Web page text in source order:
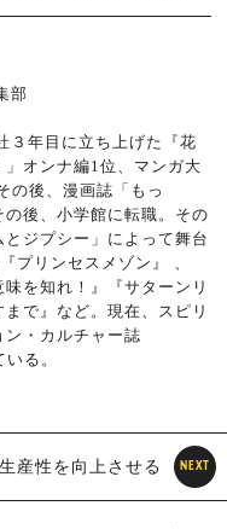
部
３年目に立ち上げた『花
オンナ編1位、マンガ大
の後、漫画誌「もっ
後、小学館に転職。その
ジプシー」によって舞台
プリンセスメゾン』 、
を知れ！』『サターンリ
で』など。現在、スピリ
ン・カルチャー誌
る。
NEXT
生産性を向上させる